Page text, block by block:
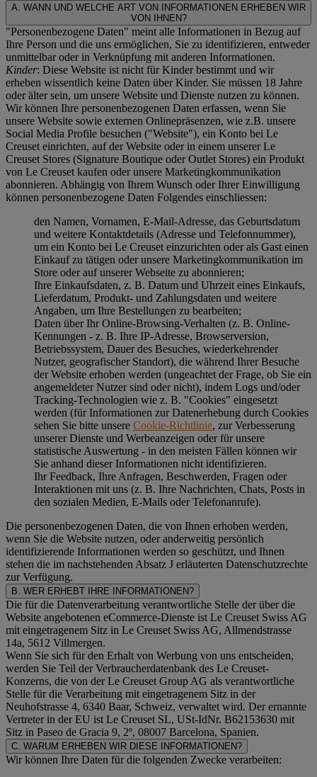
A. WANN UND WELCHE ART VON INFORMATIONEN ERHEBEN WIR
VON IHNEN?
"Personenbezogene Daten" meint alle Informationen in Bezug auf
Ihre Person und die uns ermöglichen, Sie zu identifizieren, entweder
unmittelbar oder in Verknüpfung mit anderen Informationen.
Kinder: Diese Website ist nicht für Kinder bestimmt und wir
erheben wissentlich keine Daten über Kinder. Sie müssen 18 Jahre
oder älter sein, um unsere Website und Dienste nutzen zu können.
Wir können Ihre personenbezogenen Daten erfassen, wenn Sie
unsere Website sowie externen Onlinepräsenzen, wie z.B. unsere
Social Media Profile besuchen ("Website"), ein Konto bei Le
Creuset einrichten, auf der Website oder in einem unserer Le
Creuset Stores (Signature Boutique oder Outlet Stores) ein Produkt
von Le Creuset kaufen oder unsere Marketingkommunikation
abonnieren. Abhängig von Ihrem Wunsch oder Ihrer Einwilligung
können personenbezogene Daten Folgendes einschliessen:
den Namen, Vornamen, E-Mail-Adresse, das Geburtsdatum
und weitere Kontaktdetails (Adresse und Telefonnummer),
um ein Konto bei Le Creuset einzurichten oder als Gast einen
Einkauf zu tätigen oder unsere Marketingkommunikation im
Store oder auf unserer Webseite zu abonnieren;
Ihre Einkaufsdaten, z. B. Datum und Uhrzeit eines Einkaufs,
Lieferdatum, Produkt- und Zahlungsdaten und weitere
Angaben, um Ihre Bestellungen zu bearbeiten;
Daten über Ihr Online-Browsing-Verhalten (z. B. Online-
Kennungen - z. B. Ihre IP-Adresse, Browserversion,
Betriebssystem, Dauer des Besuches, wiederkehrender
Nutzer, geografischer Standort), die während Ihrer Besuche
der Website erhoben werden (ungeachtet der Frage, ob Sie ein
angemeldeter Nutzer sind oder nicht), indem Logs und/oder
Tracking-Technologien wie z. B. "Cookies" eingesetzt
werden (für Informationen zur Datenerhebung durch Cookies
sehen Sie bitte unsere Cookie-Richtlinie, zur Verbesserung
unserer Dienste und Werbeanzeigen oder für unsere
statistische Auswertung - in den meisten Fällen können wir
Sie anhand dieser Informationen nicht identifizieren.
Ihr Feedback, Ihre Anfragen, Beschwerden, Fragen oder
Interaktionen mit uns (z. B. Ihre Nachrichten, Chats, Posts in
den sozialen Medien, E-Mails oder Telefonanrufe).
Die personenbezogenen Daten, die von Ihnen erhoben werden,
wenn Sie die Website nutzen, oder anderweitig persönlich
identifizierende Informationen werden so geschützt, und Ihnen
stehen die im nachstehenden Absatz J erläuterten Datenschutzrechte
zur Verfügung.
B. WER ERHEBT IHRE INFORMATIONEN?
Die für die Datenverarbeitung verantwortliche Stelle der über die
Website angebotenen eCommerce-Dienste ist Le Creuset Swiss AG
mit eingetragenem Sitz in Le Creuset Swiss AG, Allmendstrasse
14a, 5612 Villmergen.
Wenn Sie sich für den Erhalt von Werbung von uns entscheiden,
werden Sie Teil der Verbraucherdatenbank des Le Creuset-
Konzerns, die von der Le Creuset Group AG als verantwortliche
Stelle für die Verarbeitung mit eingetragenem Sitz in der
Neuhofstrasse 4, 6340 Baar, Schweiz, verwaltet wird. Der ernannte
Vertreter in der EU ist Le Creuset SL, USt-IdNr. B62153630 mit
Sitz in Paseo de Gracia 9, 2º, 08007 Barcelona, Spanien.
C. WARUM ERHEBEN WIR DIESE INFORMATIONEN?
Wir können Ihre Daten für die folgenden Zwecke verarbeiten: